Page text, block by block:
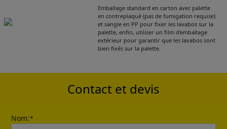
Emballage standard en carton avec palette
en contreplaqué (pas de fumigation requise)
et sangle en PP pour fixer les lavabos sur la
palette, enfin, utiliser un film d'emballage
extérieur pour garantir que les lavabos sont
bien fixés sur la palette.
Get Catalogue
Please leave your contact information,the
catalogue will be sent to your mailbox
Contact et devis
Nom:*